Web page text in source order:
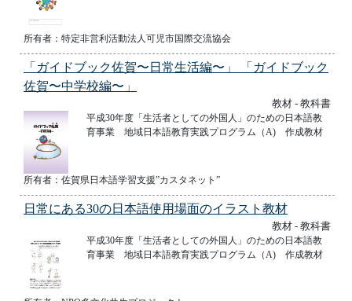
所有者：特定非営利活動法人可児市国際交流協会
「ガイドブック佐賀〜日常生活編〜」 「ガイドブック
佐賀〜中学校編〜」
教材 - 教科書
平成30年度「生活者としての外国人」のための日本語教
育事業 地域日本語教育実践プログラム（A) 作成教材
所有者：佐賀県日本語学習支援”カスタネット”
日常にある30の日本語使用場面のイラスト教材
教材 - 教科書
平成30年度「生活者としての外国人」のための日本語教
育事業 地域日本語教育実践プログラム（A) 作成教材